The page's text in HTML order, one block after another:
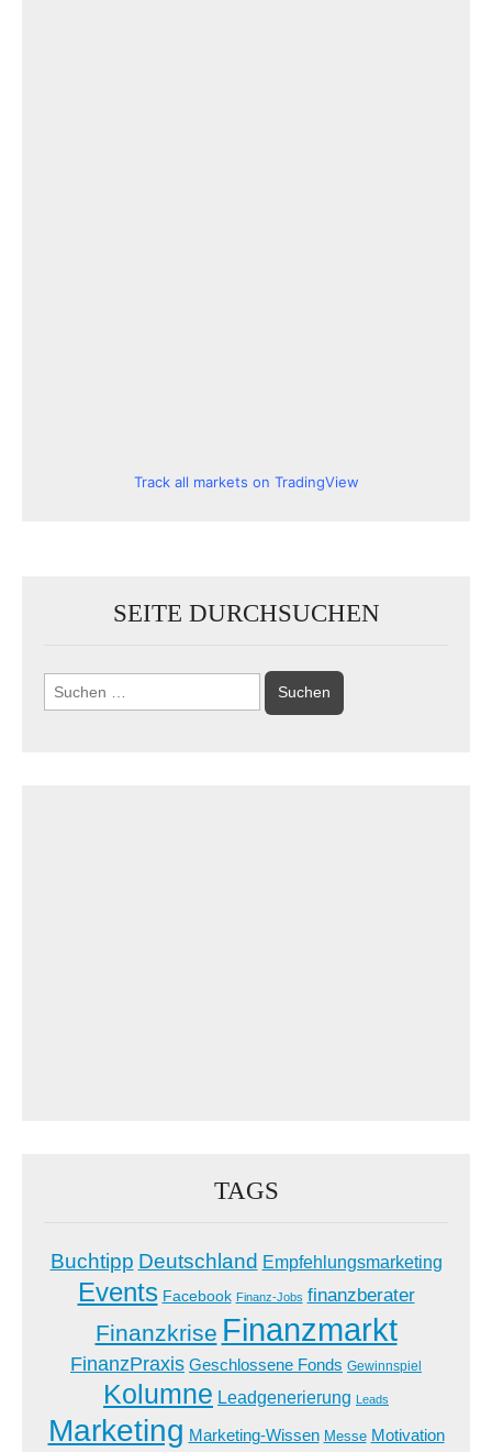
Track all markets on TradingView
SEITE DURCHSUCHEN
Suchen
nach:
TAGS
Buchtipp Deutschland Empfehlungsmarketing
Events Facebook Finanz-Jobs finanzberater
Finanzkrise Finanzmarkt
FinanzPraxis Geschlossene Fonds Gewinnspiel
Kolumne Leadgenerierung Leads
Marketing Marketing-Wissen Messe Motivation